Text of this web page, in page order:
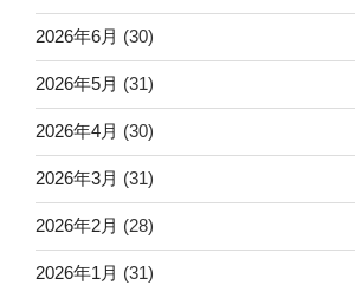
2026年6月 (30)
2026年5月 (31)
2026年4月 (30)
2026年3月 (31)
2026年2月 (28)
2026年1月 (31)